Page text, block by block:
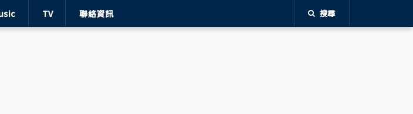
TV 聯絡資訊 搜尋